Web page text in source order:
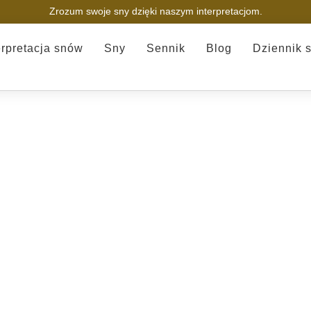
Zrozum swoje sny dzięki naszym interpretacjom.
snów Sny Sennik Blog Dziennik